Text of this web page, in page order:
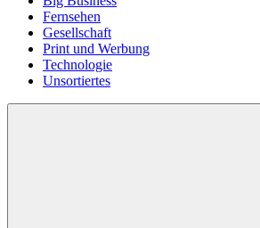
Fernsehen
Gesellschaft
Print und Werbung
Technologie
Unsortiertes